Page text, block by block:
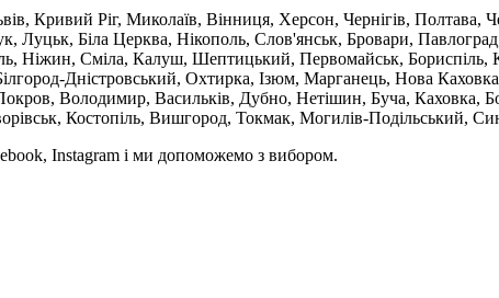
Кривий Ріг, Миколаїв, Вінниця, Херсон, Чернігів,
Луцьк, Біла Церква, Нікополь, Слов'янськ, Бровари,
Ніжин, Сміла, Калуш, Шептицький, Первомайськ, Бориспіль,
Дністровський, Охтирка, Ізюм, Марганець, Нова
Володимир, Васильків, Дубно, Нетішин, Буча, Каховка,
Костопіль, Вишгород, Токмак, Могилів-Подільський,
Instagram і ми допоможемо з вибором.